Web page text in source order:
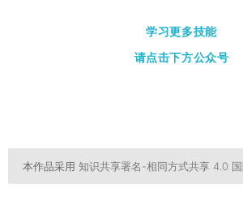
学习更多技能
请点击下方公众号
本作品采用 知识共享署名-相同方式共享 4.0